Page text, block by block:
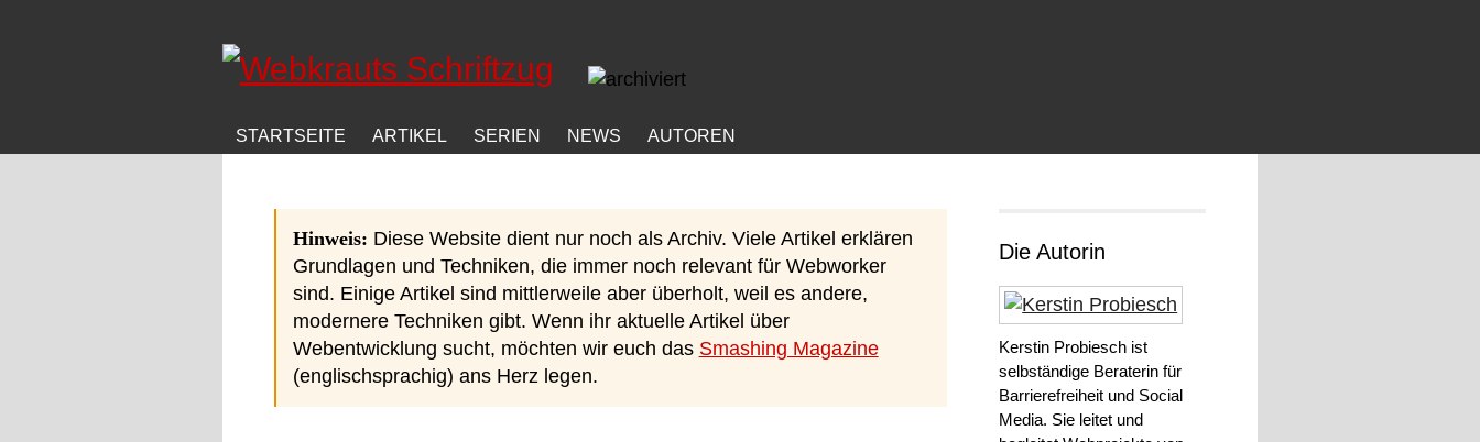
STARTSEITE ARTIKEL SERIEN NEWS AUTOREN
Hinweis: Diese Website dient nur noch als Archiv. Viele Artikel erklären
Grundlagen und Techniken, die immer noch relevant für Webworker
sind. Einige Artikel sind mittlerweile aber überholt, weil es andere,
modernere Techniken gibt. Wenn ihr aktuelle Artikel über
Webentwicklung sucht, möchten wir euch das Smashing Magazine
(englischsprachig) ans Herz legen.
Die Autorin
Kerstin Probiesch ist
selbständige Beraterin für
Barrierefreiheit und Social
Media. Sie leitet und